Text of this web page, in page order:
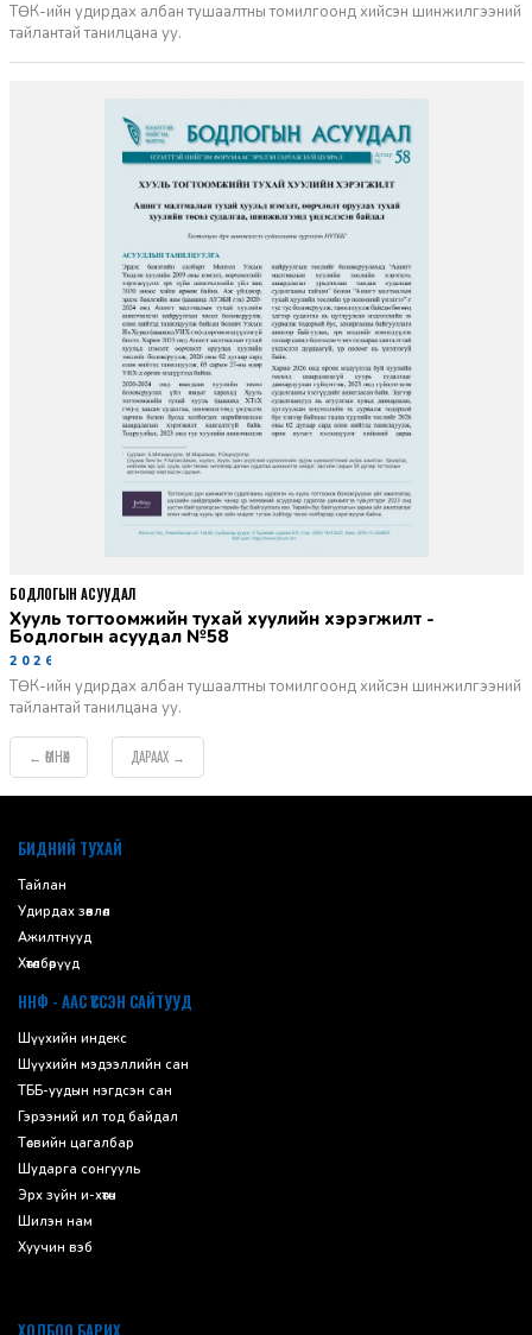
ТӨК-ийн удирдах албан тушаалтны томилгоонд хийсэн шинжилгээний
тайлантай танилцана уу.
Хууль тогтоомжийн тухай хуулийн хэрэгжилт -
Бодлогын асуудал №58
2026-06-02
ТӨК-ийн удирдах албан тушаалтны томилгоонд хийсэн шинжилгээний
тайлантай танилцана уу.
БОДЛОГЫН АСУУДАЛ
← ӨМНӨХ ДАРААХ →
БИДНИЙ ТУХАЙ
Тайлан
Удирдах зөвлөл
Ажилтнууд
Хөтөлбөрүүд
ННФ - ААС ҮҮССЭН САЙТУУД
Шүүхийн индекс
Шүүхийн мэдээллийн сан
ТББ-уудын нэгдсэн сан
Гэрээний ил тод байдал
Төсвийн цагалбар
Шударга сонгууль
Эрх зүйн и-хөтөч
Шилэн нам
Хуучин вэб